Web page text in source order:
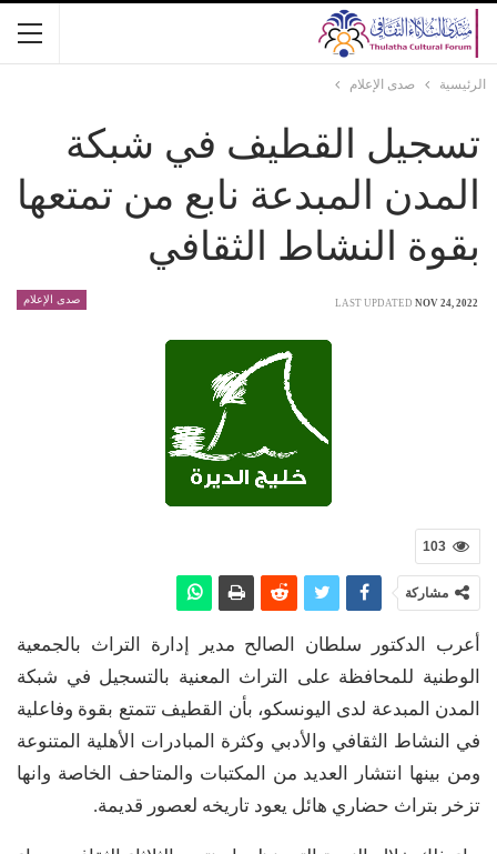
الرئيسية صدى الإعلام
تسجيل القطيف في شبكة
المدن المبدعة نابع من تمتعها
بقوة النشاط الثقافي
صدى الإعلام LAST UPDATED NOV 24, 2022
103
مشاركة
أعرب الدكتور سلطان الصالح مدير إدارة التراث بالجمعية
الوطنية للمحافظة على التراث المعنية بالتسجيل في شبكة
المدن المبدعة لدى اليونسكو، بأن القطيف تتمتع بقوة وفاعلية
في النشاط الثقافي والأدبي وكثرة المبادرات الأهلية المتنوعة
ومن بينها انتشار العديد من المكتبات والمتاحف الخاصة وانها
تزخر بتراث حضاري هائل يعود تاريخه لعصور قديمة.